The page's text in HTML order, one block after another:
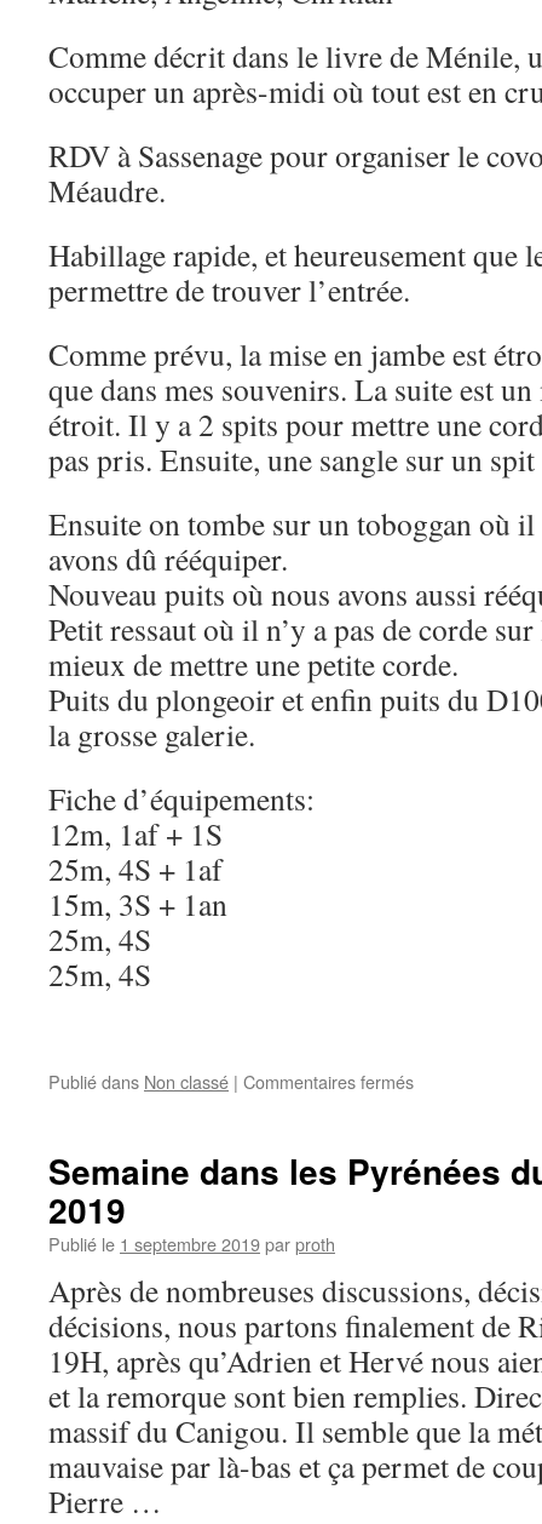
Comme décrit dans le livre de Ménile,
occuper un après-midi où tout est en
RDV à Sassenage pour organiser le
Méaudre.
Habillage rapide, et heureusement que
permettre de trouver l’entrée.
Comme prévu, la mise en jambe est
que dans mes souvenirs. La suite est
étroit. Il y a 2 spits pour mettre une
pas pris. Ensuite, une sangle sur un
Ensuite on tombe sur un toboggan où
avons dû rééquiper.
Nouveau puits où nous avons aussi
Petit ressaut où il n’y a pas de corde
mieux de mettre une petite corde.
Puits du plongeoir et enfin puits du
la grosse galerie.
Fiche d’équipements:
12m, 1af + 1S
25m, 4S + 1af
15m, 3S + 1an
25m, 4S
25m, 4S
Publié dans Non classé | Commentaires ferméssur
Semaine dans les Pyrénées
2019
Publié le 1 septembre 2019parproth
Après de nombreuses discussions,
décisions, nous partons finalement de
19H, après qu’Adrien et Hervé nous
et la remorque sont bien remplies.
massif du Canigou. Il semble que la
mauvaise par là-bas et ça permet de
Pierre …